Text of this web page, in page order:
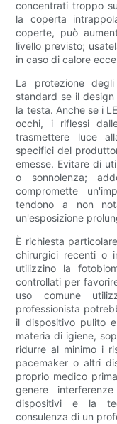
concentrati troppo
la coperta
coperte, può
livello previsto;
in caso di calore
La protezione
standard se il
la testa. Anche se i
occhi, i riflessi
trasmettere luce
specifici del
emesse. Evitare di
o sonnolenza;
compromette
tendono a non
un'esposizione
È richiesta
chirurgici recenti o
utilizzino la
controllati per
uso comune
professionista
il dispositivo pulito
materia di igiene,
ridurre al minimo i
pacemaker o altri
proprio medico
genere
dispositivi e la
consulenza di un